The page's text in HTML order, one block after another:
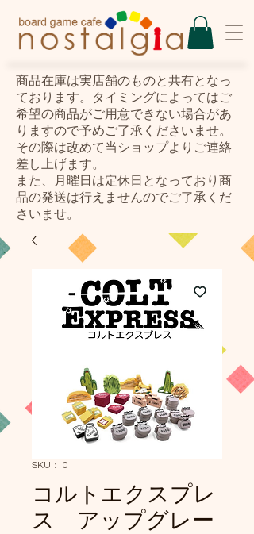
​商品在庫は実店舗のものと共有となっ
ております。タイミングによってはご
希望の商品がご用意できない場合があ
りますので予めご了承くださいませ。
その際は改めて当ショップよりご連絡
差し上げます。
また、月曜日は定休日となっており商
品の発送は行えませんのでご了承くだ
さいませ。
SKU： 0
コルトエクスプレ
ス アップグレー